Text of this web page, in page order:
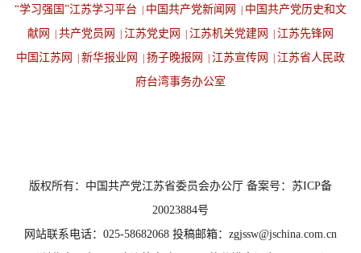
“学习强国”江苏学习平台 中国共产党新闻网
中国共产党历史和文
献网
共产党员网 江苏党史网 江苏机关党建网
江苏先锋网
中国江苏网
新华报业网 扬子晚报网 江苏宣传网
江苏省人民政
府台湾事务办公室
版权所有：中国共产党江苏省委员会办公厅 备案号：苏ICP备
20023884号
网站联系电话：025-58682068 投稿邮箱：zgjssw@jschina.com.cn